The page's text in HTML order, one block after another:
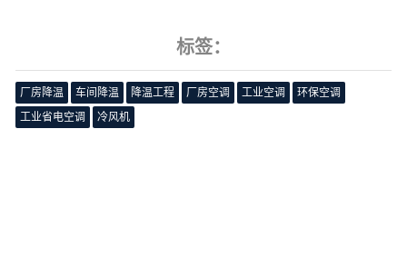
标签：
厂房降温 车间降温 降温工程 厂房空调 工业空调
环保空调
工业省电空调
冷风机